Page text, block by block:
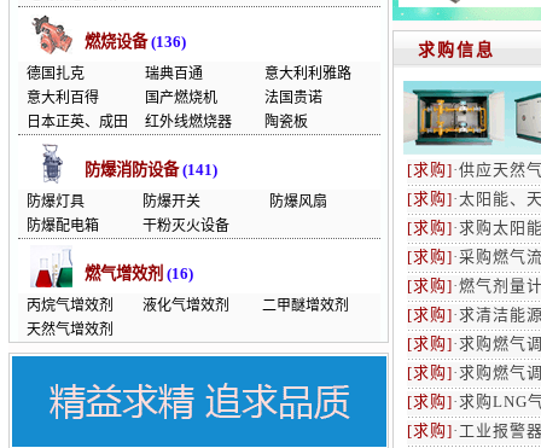
燃烧设备(136)
德国扎克 瑞典百通
意大利利雅路
意大利百得
国产燃烧机
法国贵诺
日本正英、成田
红外线燃烧器 陶瓷板
防爆消防设备(141)
防爆灯具 防爆开关
防爆风扇
防爆配电箱
干粉灭火设备
燃气增效剂 (16)
丙烷气增效剂 液化气增效剂
二甲醚增效剂
天然气增效剂
求购信息
[求购]·供应天然
[求购]·太阳能、
[求购]·求购太阳
[求购]·采购燃气
[求购]·燃气剂量
[求购]·求清洁能
[求购]·求购燃气
[求购]·求购燃气
[求购]·求购LNG
[求购]· 工业报警